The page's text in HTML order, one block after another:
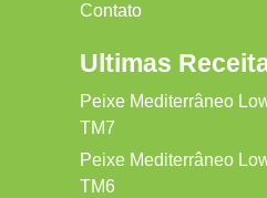
Contato
Ultimas
Peixe Mediterrâneo
TM7
Peixe Mediterrâneo
TM6